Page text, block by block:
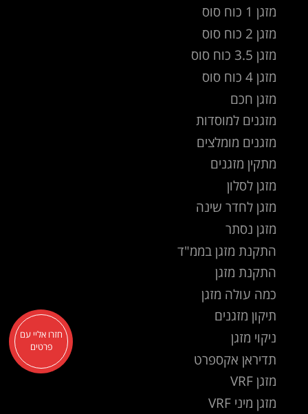
מזגן 1 כוח סוס
מזגן 2 כוח סוס
מזגן 3.5 כוח סוס
מזגן 4 כוח סוס
מזגן חכם
מזגנים למוסדות
מזגנים מומלצים
מתקין מזגנים
מזגן לסלון
מזגן לחדר שינה
מזגן נסתר
התקנת מזגן בממ"ד
התקנת מזגן
כמה עולה מזגן
תיקון מזגנים
ניקוי מזגן
תדיראן אקספרט
מזגן VRF
מזגן מיני VRF
חזרו אליי עם
פרטים